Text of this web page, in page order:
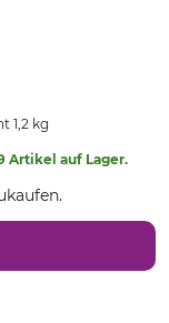
1,2 kg
Artikel auf Lager.